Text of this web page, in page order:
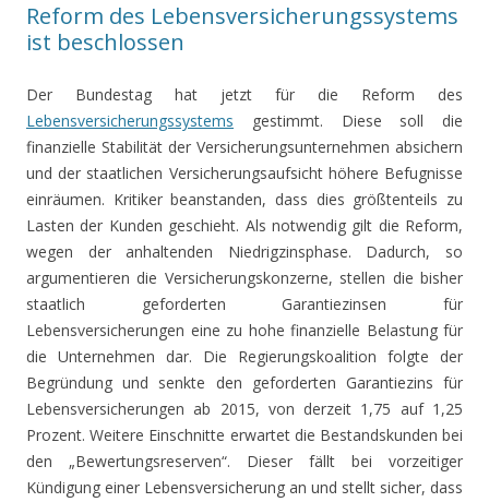
Reform des Lebensversicherungssystems
ist beschlossen
Der Bundestag hat jetzt für die Reform des
Lebensversicherungssystems gestimmt. Diese soll die
finanzielle Stabilität der Versicherungsunternehmen absichern
und der staatlichen Versicherungsaufsicht höhere Befugnisse
einräumen. Kritiker beanstanden, dass dies größtenteils zu
Lasten der Kunden geschieht. Als notwendig gilt die Reform,
wegen der anhaltenden Niedrigzinsphase. Dadurch, so
argumentieren die Versicherungskonzerne, stellen die bisher
staatlich geforderten Garantiezinsen für
Lebensversicherungen eine zu hohe finanzielle Belastung für
die Unternehmen dar. Die Regierungskoalition folgte der
Begründung und senkte den geforderten Garantiezins für
Lebensversicherungen ab 2015, von derzeit 1,75 auf 1,25
Prozent. Weitere Einschnitte erwartet die Bestandskunden bei
den „Bewertungsreserven“. Dieser fällt bei vorzeitiger
Kündigung einer Lebensversicherung an und stellt sicher, dass